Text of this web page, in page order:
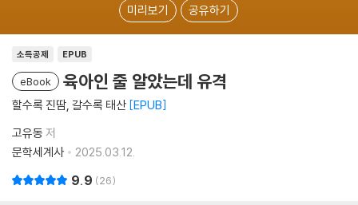
미리보기 공유하기
소득공제 EPUB
eBook 육아인 줄 알았는데 유격
할수록 진땀, 갈수록 태산 EPUB
고유동 저
문학세계사
2025.03.12.
9.9 26